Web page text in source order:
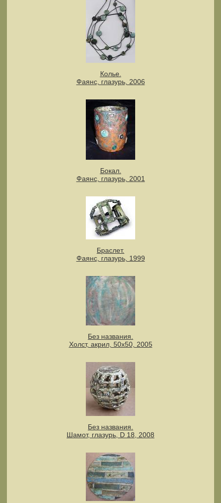
Колье.
Фаянс, глазурь, 2006
Бокал.
Фаянс, глазурь, 2001
Браслет.
Фаянс, глазурь, 1999
Без названия.
Холст, акрил, 50х50, 2005
Без названия.
Шамот, глазурь, D 18, 2008